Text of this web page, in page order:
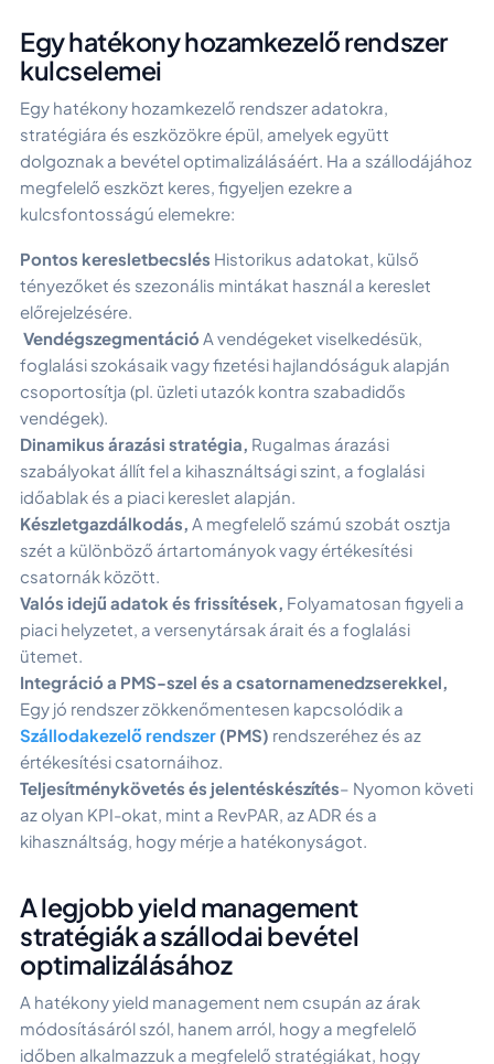
Egy hatékony hozamkezelő rendszer
kulcselemei
Egy hatékony hozamkezelő rendszer adatokra,
stratégiára és eszközökre épül, amelyek együtt
dolgoznak a bevétel optimalizálásáért. Ha a szállodájához
megfelelő eszközt keres, figyeljen ezekre a
kulcsfontosságú elemekre:
Pontos keresletbecslés Historikus adatokat, külső
tényezőket és szezonális mintákat használ a kereslet
előrejelzésére.
Vendégszegmentáció A vendégeket viselkedésük,
foglalási szokásaik vagy fizetési hajlandóságuk alapján
csoportosítja (pl. üzleti utazók kontra szabadidős
vendégek).
Dinamikus árazási stratégia, Rugalmas árazási
szabályokat állít fel a kihasználtsági szint, a foglalási
időablak és a piaci kereslet alapján.
Készletgazdálkodás, A megfelelő számú szobát osztja
szét a különböző ártartományok vagy értékesítési
csatornák között.
Valós idejű adatok és frissítések, Folyamatosan figyeli a
piaci helyzetet, a versenytársak árait és a foglalási
ütemet.
Integráció a PMS-szel és a csatornamenedzserekkel,
Egy jó rendszer zökkenőmentesen kapcsolódik a
Szállodakezelő rendszer (PMS) rendszeréhez és az
értékesítési csatornáihoz.
Teljesítménykövetés és jelentéskészítés– Nyomon követi
az olyan KPI-okat, mint a RevPAR, az ADR és a
kihasználtság, hogy mérje a hatékonyságot.
A legjobb yield management
stratégiák a szállodai bevétel
optimalizálásához
A hatékony yield management nem csupán az árak
módosításáról szól, hanem arról, hogy a megfelelő
időben alkalmazzuk a megfelelő stratégiákat, hogy